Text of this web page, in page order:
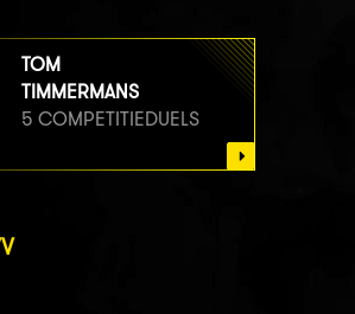
TOM
TIMMERMANS
5 COMPETITIEDUELS